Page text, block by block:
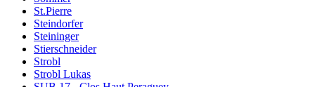
St.Pierre
Steindorfer
Steininger
Stierschneider
Strobl
Strobl Lukas